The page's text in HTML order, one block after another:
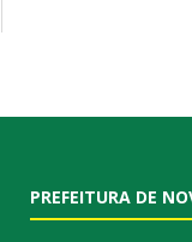
PREFEITURA DE